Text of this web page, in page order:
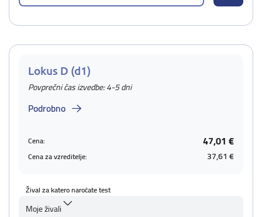
Lokus D (d1)
Povprečni čas izvedbe: 4-5 dni
Podrobno
Cena: 47,01 €
Cena za vzreditelje: 37,61 €
Žival za katero naročate test
Moje živali